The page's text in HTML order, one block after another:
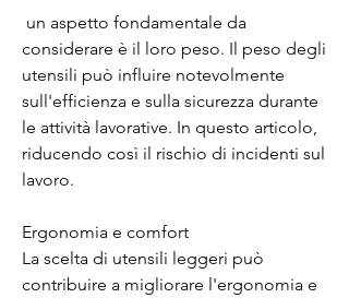
considerare è il loro peso. Il peso degli
utensili può influire notevolmente
sull'efficienza e sulla sicurezza durante
le attività lavorative. In questo articolo,
riducendo così il rischio di incidenti sul
lavoro.
Ergonomia e comfort
La scelta di utensili leggeri può
contribuire a migliorare l'ergonomia e